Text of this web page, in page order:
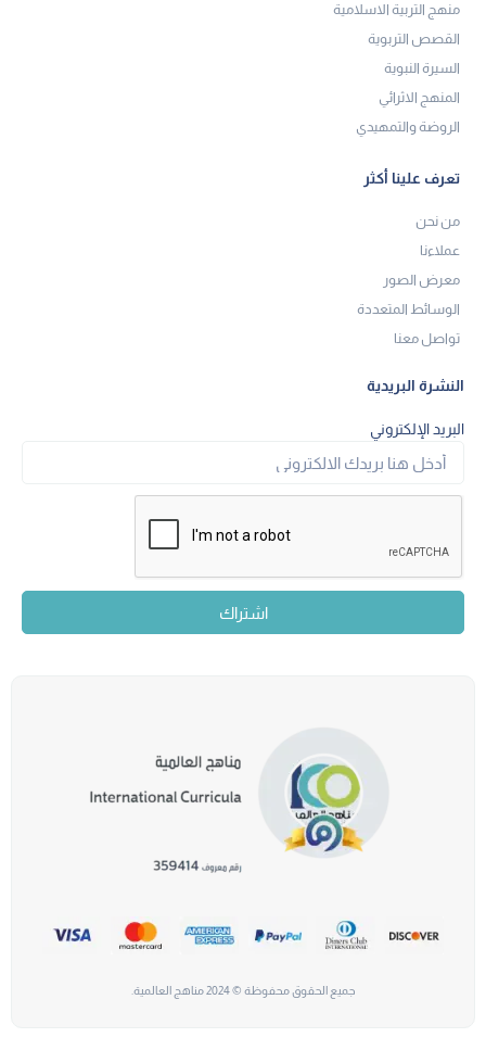
منهج التربية الاسلامية
القصص التربوية
السيرة النبوية
المنهج الاثرائي
الروضة والتمهيدي
تعرف علينا أكثر
من نحن
عملاءنا
معرض الصور
الوسائط المتعددة
تواصل معنا
النشرة البريدية
البريد الإلكتروني
اشتراك
جميع الحقوق محفوظة © 2024 مناهج العالمية.